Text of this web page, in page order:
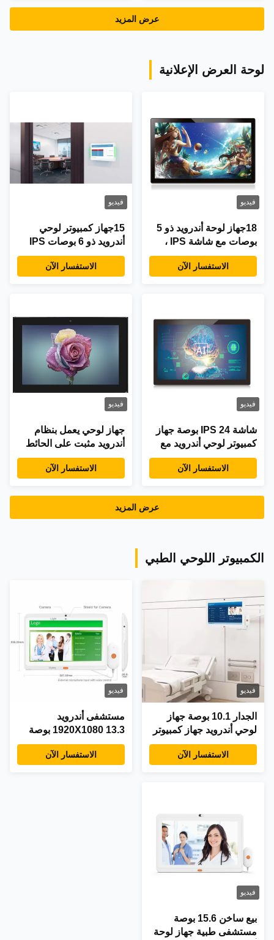
عرض المزيد
لوحة العرض الإعلانية
فيديو
18جهاز لوحة أندرويد ذو 5
بوصات مع شاشة IPS ،
معالج RK3288 / RK3399
و Power over Ethernet
الاستفسار الآن
فيديو
15جهاز كمبيوتر لوحي
أندرويد ذو 6 بوصات IPS
مع RK3288 Quad-Core
الاستفسار الآن
فيديو
شاشة IPS 24 بوصة جهاز
كمبيوتر لوحي أندرويد مع
لمسة سعة 10 نقاط ودعم
RJ45 إثنتر للاستخدام على
الاستفسار الآن
فيديو
جهاز لوحي يعمل بنظام
أندرويد مثبت على الحائط
بمعالج رباعي النواة بتردد
1.6 جيجاهرتز وشاشة لمس
الطاقة عبر الإيثرنت (POE)
الاستفسار الآن
عرض المزيد
الكمبيوتر اللوحي الطبي
فيديو
الجدار 10.1 بوصة جهاز
لوحي أندرويد جهاز كمبيوتر
الرعاية الطبية الواي فاي
POE 4G LTE الكاميرا
الاستفسار الآن
فيديو
مستشفى أندرويد
1920X1080 13.3 بوصة
الجهاز اللوحي الطبي مع
خدمة مركز الاتصال
الاستفسار الآن
فيديو
بيع ساخن 15.6 بوصة
مستشفى طبية جهاز لوحة